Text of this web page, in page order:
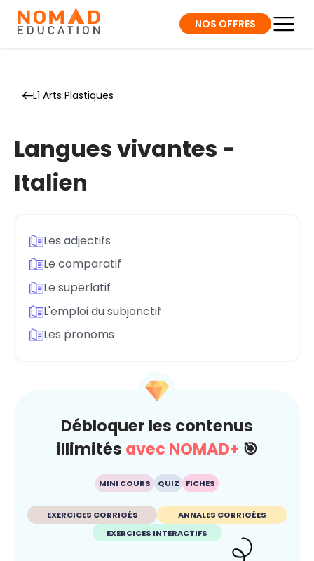
NOS OFFRES
L1 Arts Plastiques
Langues vivantes -
Italien
Les adjectifs
Le comparatif
Le superlatif
L'emploi du subjonctif
Les pronoms
Débloquer les contenus
illimités avec NOMAD+ 🎯
MINI COURS QUIZ FICHES
EXERCICES CORRIGÉS
ANNALES CORRIGÉES
EXERCICES INTERACTIFS